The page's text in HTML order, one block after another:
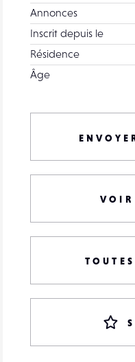
Annonces
Inscrit depuis le
Résidence
Âge
VOIR